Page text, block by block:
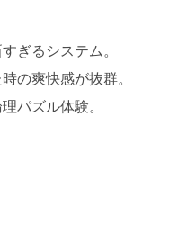
ぎるシステム。
の爽快感が抜群。
パズル体験。